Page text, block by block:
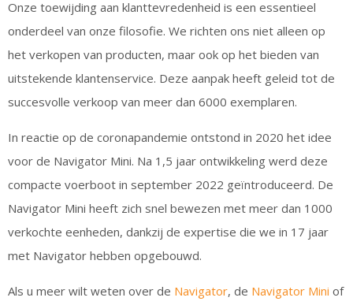
Onze toewijding aan klanttevredenheid is een essentieel
onderdeel van onze filosofie. We richten ons niet alleen op
het verkopen van producten, maar ook op het bieden van
uitstekende klantenservice. Deze aanpak heeft geleid tot de
succesvolle verkoop van meer dan 6000 exemplaren.
In reactie op de coronapandemie ontstond in 2020 het idee
voor de Navigator Mini. Na 1,5 jaar ontwikkeling werd deze
compacte voerboot in september 2022 geïntroduceerd. De
Navigator Mini heeft zich snel bewezen met meer dan 1000
verkochte eenheden, dankzij de expertise die we in 17 jaar
met Navigator hebben opgebouwd.
Als u meer wilt weten over de Navigator, de Navigator Mini of